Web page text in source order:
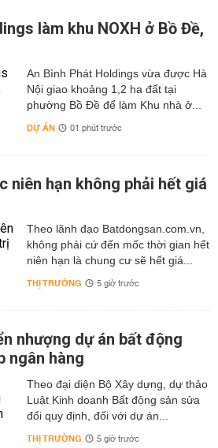
làm khu NOXH ở Bồ Đề,
An Bình Phát Holdings vừa được Hà
Nội giao khoảng 1,2 ha đất tại
phường Bồ Đề để làm Khu nhà ở...
DỰ ÁN 01 phút trước
niên hạn không phải hết giá
Theo lãnh đạo Batdongsan.com.vn,
không phải cứ đến mốc thời gian hết
niên hạn là chung cư sẽ hết giá...
THỊ TRƯỜNG 5 giờ trước
nhượng dự án bất động
ngân hàng
Theo đại diện Bộ Xây dựng, dự thảo
Luật Kinh doanh Bất động sản sửa
đổi quy định, đối với dự án...
THỊ TRƯỜNG 5 giờ trước